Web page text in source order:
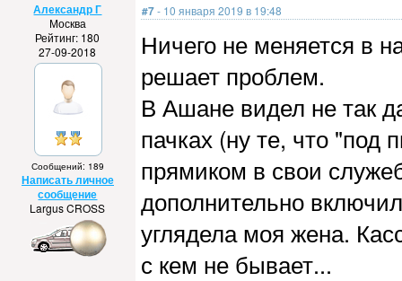
Александр Г
Москва
Рейтинг: 180
27-09-2018
Сообщений: 189
Написать личное
сообщение
Largus CROSS
#7- 10 января 2019 в 19:48
Ничего не меняется в
решает проблем.
В Ашане видел не так
пачках (ну те, что "под
прямиком в свои
дополнительно
углядела моя жена.
с кем не бывает...